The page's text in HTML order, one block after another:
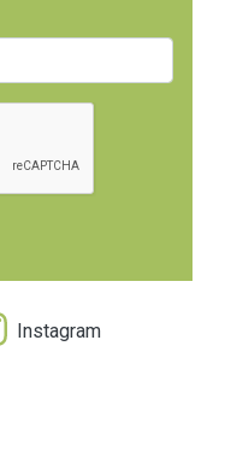
Instagram